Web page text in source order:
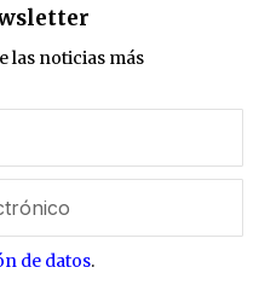
las noticias más
de datos.